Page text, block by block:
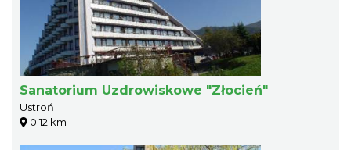
Sanatorium Uzdrowiskowe "Złocień"
Ustroń
0.12 km